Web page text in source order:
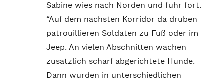
Sabine wies nach Norden und fuhr fort:
“Auf dem nächsten Korridor da drüben
patrouillieren Soldaten zu Fuß oder im
Jeep. An vielen Abschnitten wachen
zusätzlich scharf abgerichtete Hunde.
Dann wurden in unterschiedlichen